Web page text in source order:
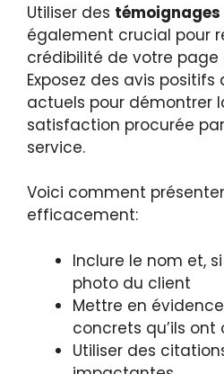
Utiliser des
également crucial pour
crédibilité de votre page
Exposez des avis
actuels pour démontrer
satisfaction procurée
service.
Voici comment
efficacement:
Inclure le nom et,
photo du client
Mettre en
concrets qu’ils ont
Utiliser des